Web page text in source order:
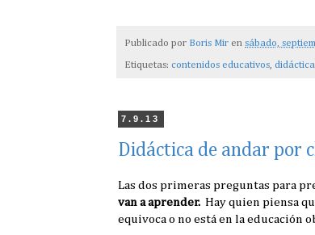
Publicado por Boris Mir en sábado,
Etiquetas: contenidos educativos, didáctica
7.9.13
Didáctica de andar por
Las dos primeras preguntas para
van a aprender. Hay quien piensa
equivoca o no está en la educación